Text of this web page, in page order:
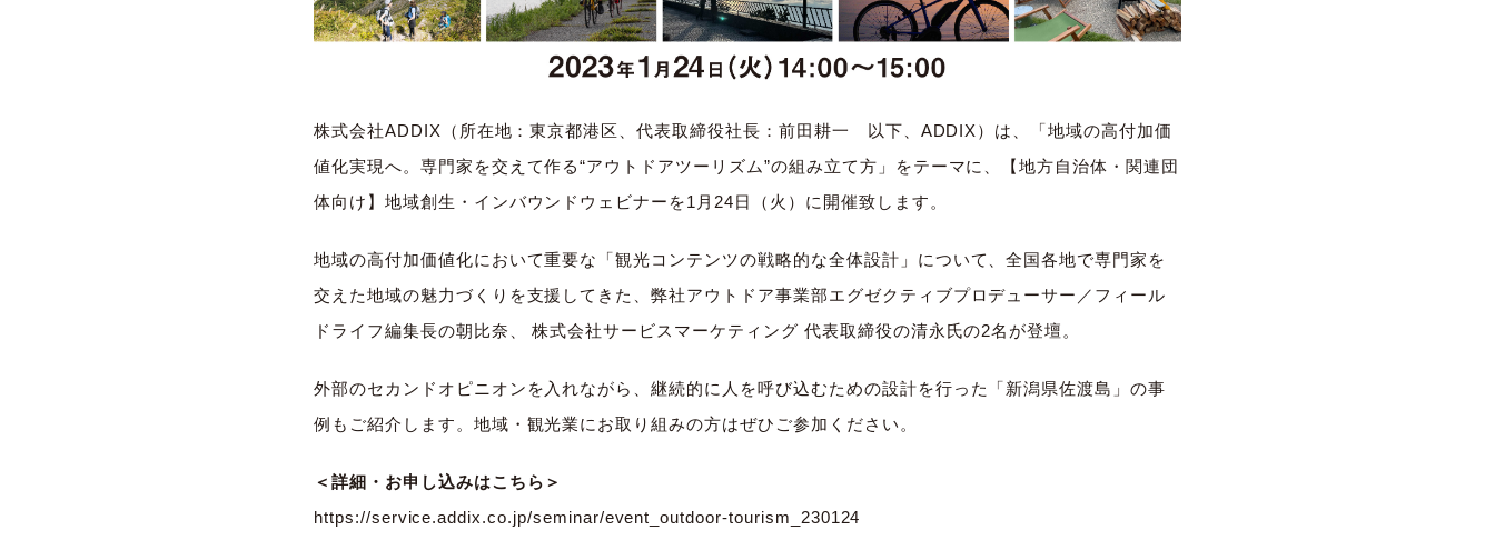
株式会社ADDIX（所在地：東京都港区、代表取締役社長：前田耕一 以下、ADDIX）は、「地域の高付加価
値化実現へ。専門家を交えて作る“アウトドアツーリズム”の組み立て方」をテーマに、【地方自治体・関連団
体向け】地域創生・インバウンドウェビナーを1月24日（火）に開催致します。
地域の高付加価値化において重要な「観光コンテンツの戦略的な全体設計」について、全国各地で専門家を
交えた地域の魅力づくりを支援してきた、弊社アウトドア事業部エグゼクティブプロデューサー／フィール
ドライフ編集長の朝比奈、 株式会社サービスマーケティング 代表取締役の清永氏の2名が登壇。
外部のセカンドオピニオンを入れながら、継続的に人を呼び込むための設計を行った「新潟県佐渡島」の事
例もご紹介します。地域・観光業にお取り組みの方はぜひご参加ください。
＜詳細・お申し込みはこちら＞
https://service.addix.co.jp/seminar/event_outdoor-tourism_230124